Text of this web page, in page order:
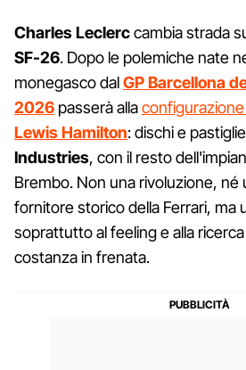
Charles Leclerccambia strada
SF-26. Dopo le polemiche nate
monegasco dalGP Barcellona
2026 passerà alla
Lewis Hamilton: dischi e pastiglie
Industries, con il resto
Brembo. Non una rivoluzione, né
fornitore storico della Ferrari, ma
soprattutto al feeling e alla
costanza in frenata.